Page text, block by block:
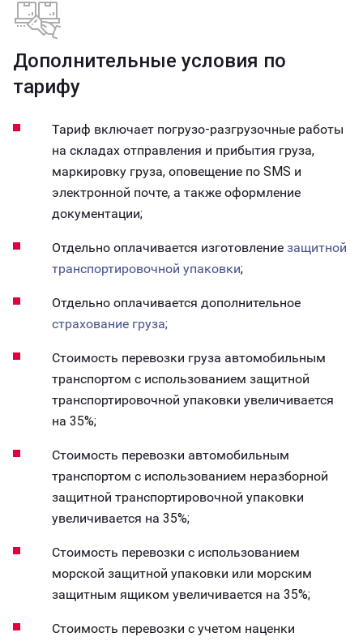
Дополнительные условия по
тарифу
Тариф включает погрузо-разгрузочные работы
на складах отправления и прибытия груза,
маркировку груза, оповещение по SMS и
электронной почте, а также оформление
документации;
Отдельно оплачивается изготовление защитной
транспортировочной упаковки;
Отдельно оплачивается дополнительное
страхование груза;
Стоимость перевозки груза автомобильным
транспортом с использованием защитной
транспортировочной упаковки увеличивается
на 35%;
Стоимость перевозки автомобильным
транспортом с использованием неразборной
защитной транспортировочной упаковки
увеличивается на 35%;
Стоимость перевозки с использованием
морской защитной упаковки или морским
защитным ящиком увеличивается на 35%;
Стоимость перевозки с учетом наценки